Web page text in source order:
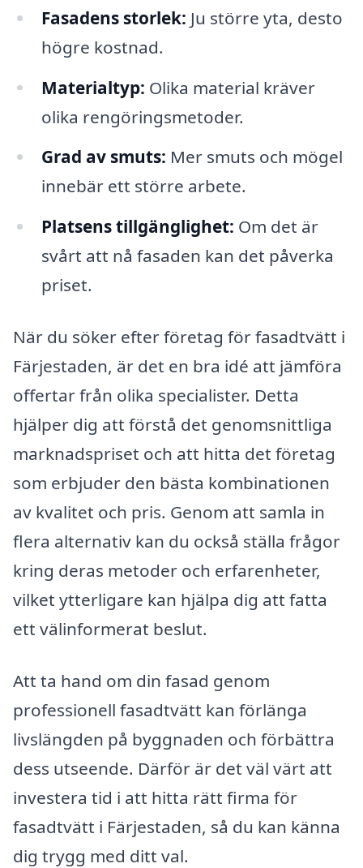
Fasadens storlek: Ju större yta, desto
högre kostnad.
Materialtyp: Olika material kräver
olika rengöringsmetoder.
Grad av smuts: Mer smuts och mögel
innebär ett större arbete.
Platsens tillgänglighet: Om det är
svårt att nå fasaden kan det påverka
priset.
När du söker efter företag för fasadtvätt i
Färjestaden, är det en bra idé att jämföra
offertar från olika specialister. Detta
hjälper dig att förstå det genomsnittliga
marknadspriset och att hitta det företag
som erbjuder den bästa kombinationen
av kvalitet och pris. Genom att samla in
flera alternativ kan du också ställa frågor
kring deras metoder och erfarenheter,
vilket ytterligare kan hjälpa dig att fatta
ett välinformerat beslut.
Att ta hand om din fasad genom
professionell fasadtvätt kan förlänga
livslängden på byggnaden och förbättra
dess utseende. Därför är det väl värt att
investera tid i att hitta rätt firma för
fasadtvätt i Färjestaden, så du kan känna
dig trygg med ditt val.